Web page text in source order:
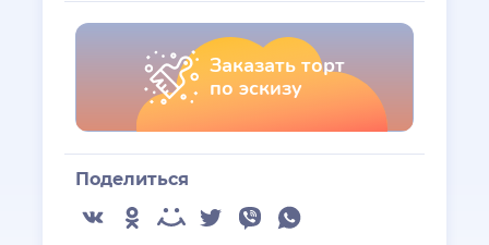
Заказать торт
по эскизу
Поделиться